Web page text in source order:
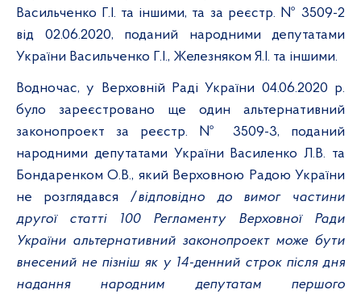
Васильченко Г.І. та іншими, та за реєстр. № 3509-2
від 02.06.2020, поданий народними депутатами
України Васильченко Г.І., Железняком Я.І. та іншими.
Водночас, у Верховній Раді України 04.06.2020 р.
було зареєстровано ще один альтернативний
законопроект за реєстр. № 3509-3, поданий
народними депутатами України Василенко Л.В. та
Бондаренком О.В., який Верховною Радою України
не розглядався /відповідно до
вимог частини
другої статті 100 Регламенту Верховної Ради
України альтернативний законопроект може бути
внесений не пізніш як у 14-денний строк після дня
надання народним депутатам першого